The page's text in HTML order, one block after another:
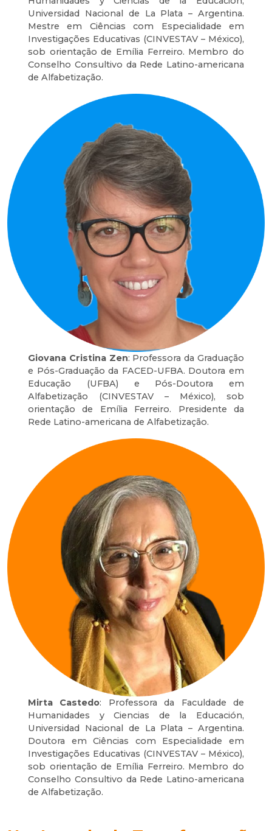
Universidad Nacional de La Plata – Argentina.
Mestre em Ciências com Especialidade em
Investigações Educativas (CINVESTAV – México),
sob orientação de Emília Ferreiro. Membro do
Conselho Consultivo da Rede Latino-americana
de Alfabetização.
Giovana Cristina Zen: Professora da Graduação
e Pós-Graduação da FACED-UFBA. Doutora em
Educação (UFBA) e Pós-Doutora em
Alfabetização (CINVESTAV – México), sob
orientação de Emília Ferreiro. Presidente da
Rede Latino-americana de Alfabetização.
Mirta Castedo: Professora da Faculdade de
Humanidades y Ciencias de la Educación,
Universidad Nacional de La Plata – Argentina.
Doutora em Ciências com Especialidade em
Investigações Educativas (CINVESTAV – México),
sob orientação de Emília Ferreiro. Membro do
Conselho Consultivo da Rede Latino-americana
de Alfabetização.